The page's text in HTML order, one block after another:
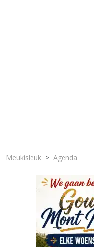
Meukisleuk Agenda